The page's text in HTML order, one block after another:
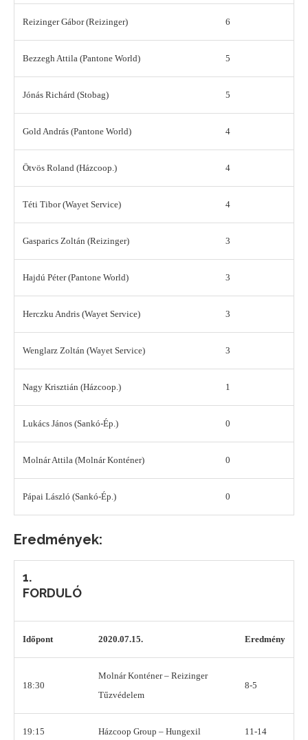
Reizinger Gábor (Reizinger) 6
Bezzegh Attila (Pantone World) 5
Jónás Richárd (Stobag) 5
Gold András (Pantone World) 4
Ötvös Roland (Házcoop.) 4
Téti Tibor (Wayet Service) 4
Gasparics Zoltán (Reizinger) 3
Hajdú Péter (Pantone World) 3
Herczku Andris (Wayet Service) 3
Wenglarz Zoltán (Wayet Service) 3
Nagy Krisztián (Házcoop.) 1
Lukács János (Sankó-Ép.) 0
Molnár Attila (Molnár Konténer) 0
Pápai László (Sankó-Ép.) 0
Eredmények:
1.
FORDULÓ
Időpont 2020.07.15. Eredmény
18:30
Molnár Konténer – Reizinger
Tűzvédelem
8-5
19:15 Házcoop Group – Hungexil 11-14